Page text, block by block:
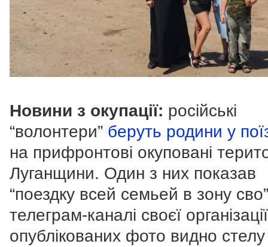
Новини з окупації: російські
“волонтери” беруть родини у
на прифронтові окуповані
Луганщини. Один з них показав
“поездку всей семьей в зону
телеграм-каналі своєї
опублікованих фото видно стелу